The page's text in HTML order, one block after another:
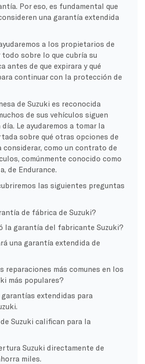
Por eso, es fundamental que
una garantía extendida
a los propietarios de
todo sobre lo que cubría su
antes de que expirara y qué
continuar con la protección de
de Suzuki es reconocida
de sus vehículos siguen
Le ayudaremos a tomar la
sobre qué otras opciones de
considerar, como un contrato de
comúnmente conocido como
de Endurance.
las siguientes preguntas
de fábrica de Suzuki?
la garantía del fabricante Suzuki?
una garantía extendida de
reparaciones más comunes en los
más populares?
garantías extendidas para
Suzuki califican para la
Suzuki directamente de
miles.